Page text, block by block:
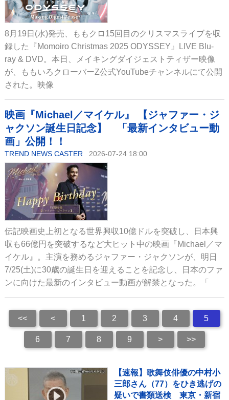
8月19日(水)発売、ももクロ15回目のクリスマスライブを収
録した『Momoiro Christmas 2025 ODYSSEY』LIVE Blu-
ray & DVD。本日、メイキングダイジェストティザー映像
が、ももいろクローバーZ公式YouTubeチャンネルにて公開
された。映像
映画『Michael／マイケル』 【ジャファー・ジ
ャクソン誕生日記念】 「最新インタビュー動
画」公開！！
TREND NEWS CASTER 2026-07-24 18:00
伝記映画史上初となる世界興収10億ドルを突破し、日本興
収も66億円を突破するなど大ヒット中の映画『Michael／マ
イケル』。主演を務めるジャファー・ジャクソンが、明日
7/25(土)に30歳の誕生日を迎えることを記念し、日本のファ
ンに向けた最新のインタビュー動画が解禁となった。「
<< < 1 2 3 4 5
6 7 8 9 > >>
【速報】歌舞伎俳優の中村小
三郎さん（77）をひき逃げの
疑いで書類送検 東京・新宿